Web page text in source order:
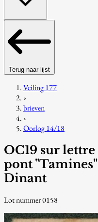
Terug naar lijst
Veiling 177
›
brieven
›
Oorlog 14/18
OC19 sur
pont
Dinant
Lot nummer 0158